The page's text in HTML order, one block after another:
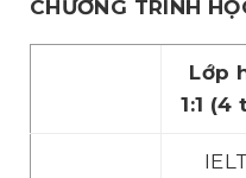
CHƯƠNG TRÌNH
Lớp
1:1 (4